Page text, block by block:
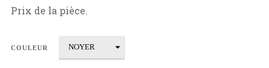
Prix de la pièce.
COULEUR